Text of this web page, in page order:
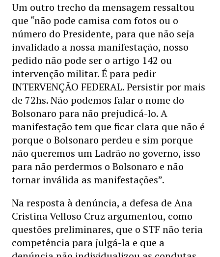
Um outro trecho da mensagem ressaltou
que “não pode camisa com fotos ou o
número do Presidente, para que não seja
invalidado a nossa manifestação, nosso
pedido não pode ser o artigo 142 ou
intervenção militar. É para pedir
INTERVENÇÃO FEDERAL. Persistir por mais
de 72hs. Não podemos falar o nome do
Bolsonaro para não prejudicá-lo. A
manifestação tem que ficar clara que não é
porque o Bolsonaro perdeu e sim porque
não queremos um Ladrão no governo, isso
para não perdermos o Bolsonaro e não
tornar inválida as manifestações”.
Na resposta à denúncia, a defesa de Ana
Cristina Velloso Cruz argumentou, como
questões preliminares, que o STF não teria
competência para julgá-la e que a